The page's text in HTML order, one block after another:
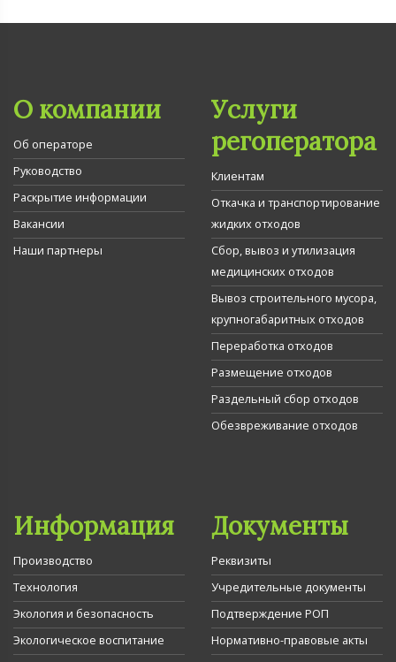
О компании
Об операторе
Руководство
Раскрытие информации
Вакансии
Наши партнеры
Услуги
регоператора
Клиентам
Откачка и транспортирование
жидких отходов
Сбор, вывоз и утилизация
медицинских отходов
Вывоз строительного мусора,
крупногабаритных отходов
Переработка отходов
Размещение отходов
Раздельный сбор отходов
Обезвреживание отходов
Информация
Производство
Технология
Экология и безопасность
Экологическое воспитание
Документы
Реквизиты
Учредительные документы
Подтверждение РОП
Нормативно-правовые акты